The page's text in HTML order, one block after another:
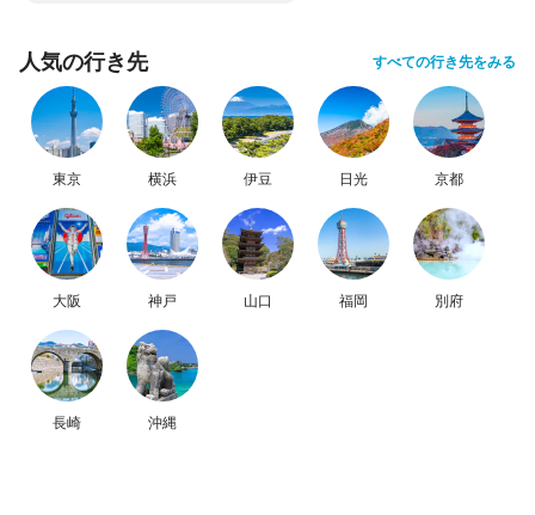
人気の行き先 すべての行き先をみる
東京 横浜 伊豆 日光 京都
大阪 神戸 山口 福岡 別府
長崎 沖縄